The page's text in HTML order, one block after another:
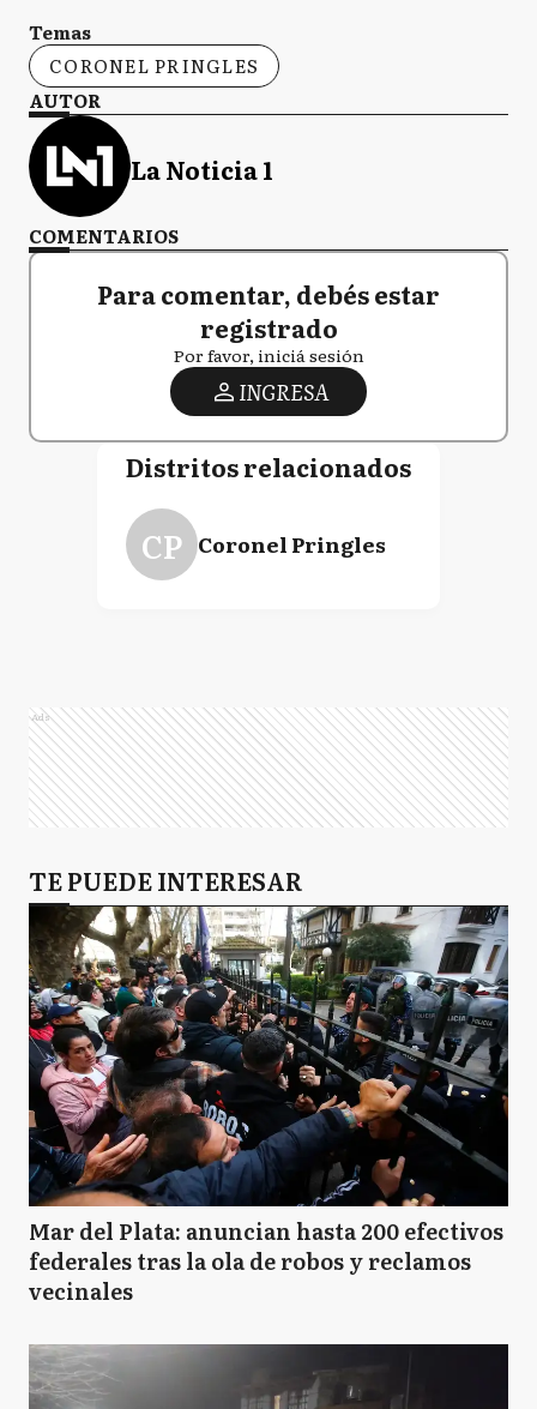
Temas
CORONEL PRINGLES
AUTOR
La Noticia 1
COMENTARIOS
Para comentar, debés estar
registrado
Por favor, iniciá sesión
INGRESA
Distritos relacionados
CP Coronel Pringles
Ads
TE PUEDE INTERESAR
Mar del Plata: anuncian hasta 200 efectivos
federales tras la ola de robos y reclamos
vecinales